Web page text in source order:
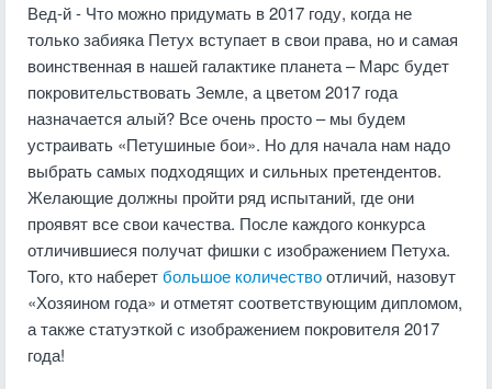
Вед-й - Что можно придумать в 2017 году, когда не
только забияка Петух вступает в свои права, но и самая
воинственная в нашей галактике планета – Марс будет
покровительствовать Земле, а цветом 2017 года
назначается алый? Все очень просто – мы будем
устраивать «Петушиные бои». Но для начала нам надо
выбрать самых подходящих и сильных претендентов.
Желающие должны пройти ряд испытаний, где они
проявят все свои качества. После каждого конкурса
отличившиеся получат фишки с изображением Петуха.
Того, кто наберетбольшое количествоотличий, назовут
«Хозяином года» и отметят соответствующим дипломом,
а также статуэткой с изображением покровителя 2017
года!